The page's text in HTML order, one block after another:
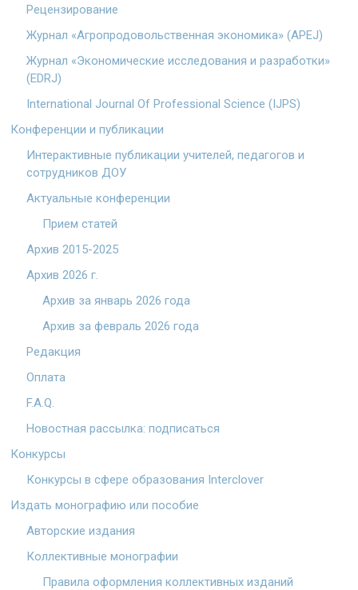
Рецензирование
Журнал «Агропродовольственная экономика» (APEJ)
Журнал «Экономические исследования и разработки»
(EDRJ)
International Journal Of Professional Science (IJPS)
Конференции и публикации
Интерактивные публикации учителей, педагогов и
сотрудников ДОУ
Актуальные конференции
Прием статей
Архив 2015-2025
Архив 2026 г.
Архив за январь 2026 года
Архив за февраль 2026 года
Редакция
Оплата
F.A.Q.
Новостная рассылка: подписаться
Конкурсы
Конкурсы в сфере образования Interclover
Издать монографию или пособие
Авторские издания
Коллективные монографии
Правила оформления коллективных изданий